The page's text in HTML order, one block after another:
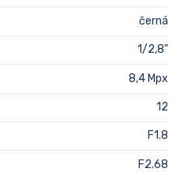
černá
1/2,8"
8,4 Mpx
12
F1.8
F2.68